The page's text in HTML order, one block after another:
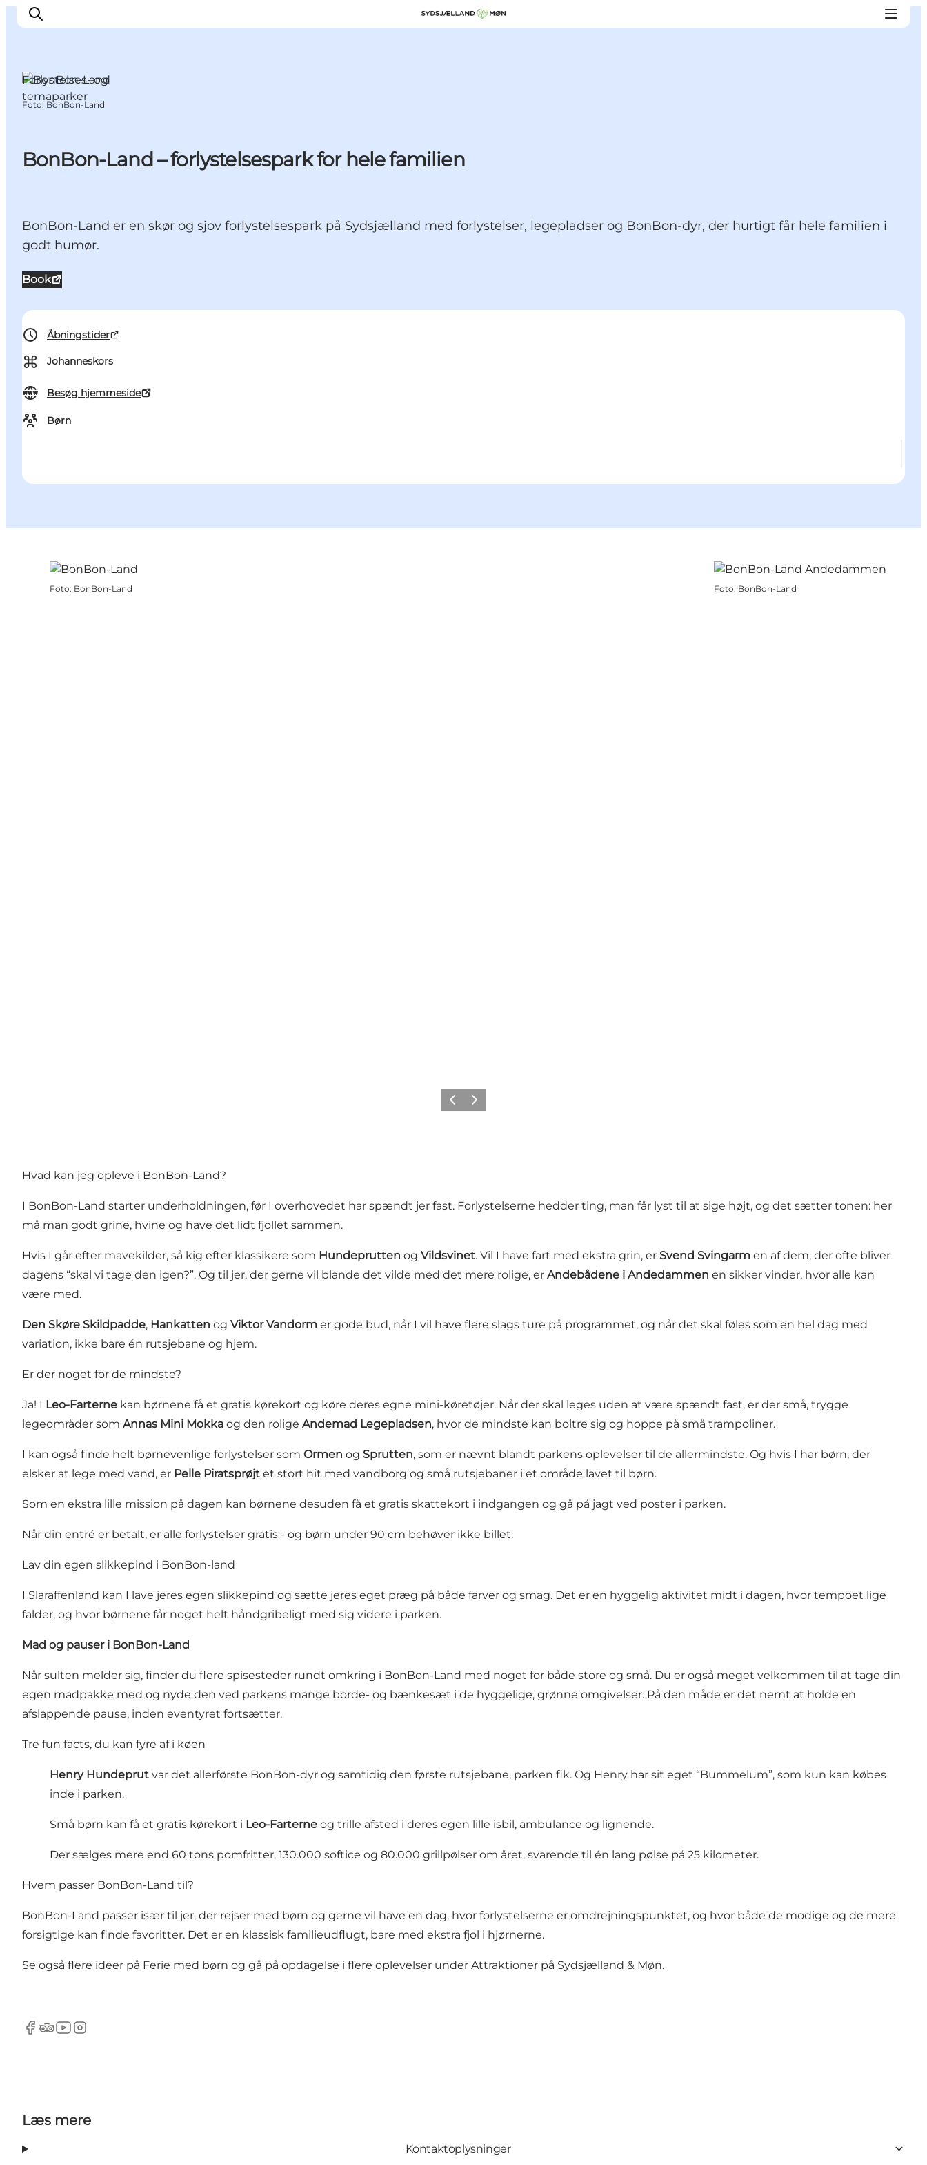
Events
BonBon-Land – forlystelsespark for hele familien
BonBon-Land er en skør og sjov forlystelsespark på Sydsjælland med forlystelser, legepladser og BonBon-dyr, der hurtigt får hele familien i
godt humør.
Book
Åbningstider
⌘ Johanneskors
Besøg hjemmeside
Børn
Forlystelses- og
temaparker
Foto: BonBon-Land
Foto: BonBon-Land Foto: BonBon-Land
ForrigeNæste
Hvad kan jeg opleve i BonBon-Land?
I BonBon-Land starter underholdningen, før I overhovedet har spændt jer fast. Forlystelserne hedder ting, man får lyst til at sige højt, og det sætter tonen: her
må man godt grine, hvine og have det lidt fjollet sammen.
Hvis I går efter mavekilder, så kig efter klassikere som Hundeprutten og Vildsvinet. Vil I have fart med ekstra grin, er Svend Svingarm en af dem, der ofte bliver
dagens “skal vi tage den igen?”. Og til jer, der gerne vil blande det vilde med det mere rolige, er Andebådene i Andedammen en sikker vinder, hvor alle kan
være med.
Den Skøre Skildpadde, Hankatten og Viktor Vandorm er gode bud, når I vil have flere slags ture på programmet, og når det skal føles som en hel dag med
variation, ikke bare én rutsjebane og hjem.
Er der noget for de mindste?
Ja! I Leo-Farterne kan børnene få et gratis kørekort og køre deres egne mini-køretøjer. Når der skal leges uden at være spændt fast, er der små, trygge
legeområder som Annas Mini Mokka og den rolige Andemad Legepladsen, hvor de mindste kan boltre sig og hoppe på små trampoliner.
I kan også finde helt børnevenlige forlystelser som Ormen og Sprutten, som er nævnt blandt parkens oplevelser til de allermindste. Og hvis I har børn, der
elsker at lege med vand, er Pelle Piratsprøjt et stort hit med vandborg og små rutsjebaner i et område lavet til børn.
Som en ekstra lille mission på dagen kan børnene desuden få et gratis skattekort i indgangen og gå på jagt ved poster i parken.
Når din entré er betalt, er alle forlystelser gratis - og børn under 90 cm behøver ikke billet.
Lav din egen slikkepind i BonBon-land
I Slaraffenland kan I lave jeres egen slikkepind og sætte jeres eget præg på både farver og smag. Det er en hyggelig aktivitet midt i dagen, hvor tempoet lige
falder, og hvor børnene får noget helt håndgribeligt med sig videre i parken.
Mad og pauser i BonBon-Land
Når sulten melder sig, finder du flere spisesteder rundt omkring i BonBon-Land med noget for både store og små. Du er også meget velkommen til at tage din
egen madpakke med og nyde den ved parkens mange borde- og bænkesæt i de hyggelige, grønne omgivelser. På den måde er det nemt at holde en
afslappende pause, inden eventyret fortsætter.
Tre fun facts, du kan fyre af i køen
Henry Hundeprut var det allerførste BonBon-dyr og samtidig den første rutsjebane, parken fik. Og Henry har sit eget “Bummelum”, som kun kan købes
inde i parken.
Små børn kan få et gratis kørekort i Leo-Farterne og trille afsted i deres egen lille isbil, ambulance og lignende.
Der sælges mere end 60 tons pomfritter, 130.000 softice og 80.000 grillpølser om året, svarende til én lang pølse på 25 kilometer.
Hvem passer BonBon-Land til?
BonBon-Land passer især til jer, der rejser med børn og gerne vil have en dag, hvor forlystelserne er omdrejningspunktet, og hvor både de modige og de mere
forsigtige kan finde favoritter. Det er en klassisk familieudflugt, bare med ekstra fjol i hjørnerne.
Se også flere ideer på Ferie med børn og gå på opdagelse i flere oplevelser under Attraktioner på Sydsjælland & Møn.
Facebook
TripAdvisor
YouTube
Instagram
Læs mere
Kontaktoplysninger